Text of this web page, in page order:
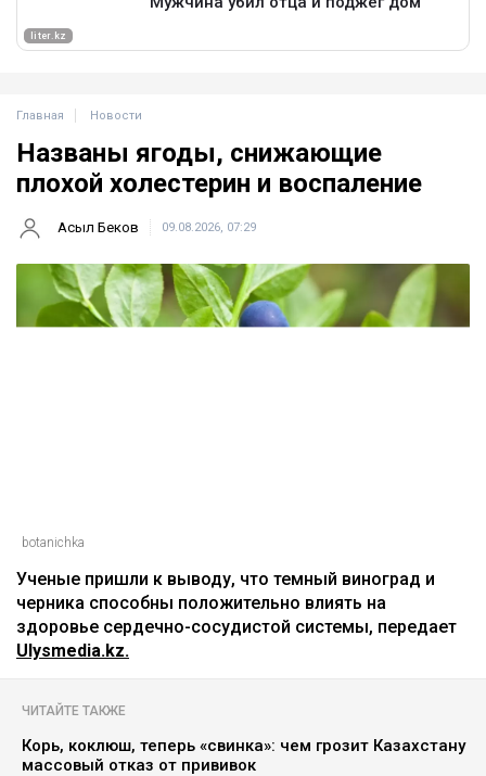
Главная Новости
Названы ягоды, снижающие
плохой холестерин и воспаление
Асыл Беков 09.08.2026, 07:29
botanichka
Ученые пришли к выводу, что темный виноград и
черника способны положительно влиять на
здоровье сердечно-сосудистой системы, передает
Ulysmedia.kz.
ЧИТАЙТЕ ТАКЖЕ
Корь, коклюш, теперь «свинка»: чем грозит Казахстану
массовый отказ от прививок